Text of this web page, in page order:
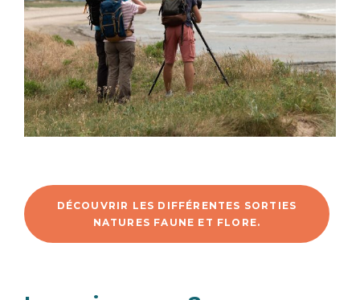
DÉCOUVRIR LES DIFFÉRENTES SORTIES
NATURES FAUNE ET FLORE.